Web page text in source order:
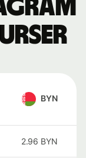
BYN
2.96 BYN